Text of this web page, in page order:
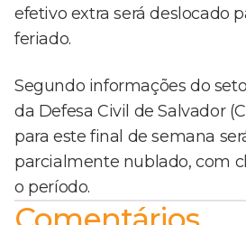
efetivo extra será deslocado
feriado.
Segundo informações do
da Defesa Civil de Salvador
para este final de semana
parcialmente nublado, com
o período.